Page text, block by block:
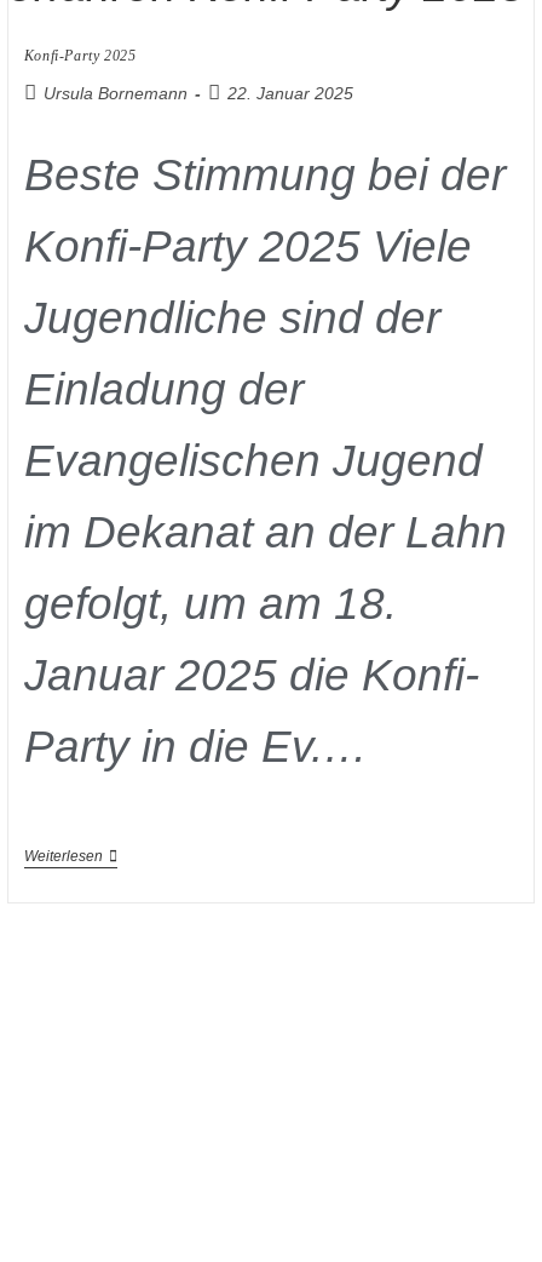
Konfi-Party 2025
Ursula Bornemann 22. Januar 2025
Beste Stimmung bei der
Konfi-Party 2025 Viele
Jugendliche sind der
Einladung der
Evangelischen Jugend
im Dekanat an der Lahn
gefolgt, um am 18.
Januar 2025 die Konfi-
Party in die Ev.…
Weiterlesen